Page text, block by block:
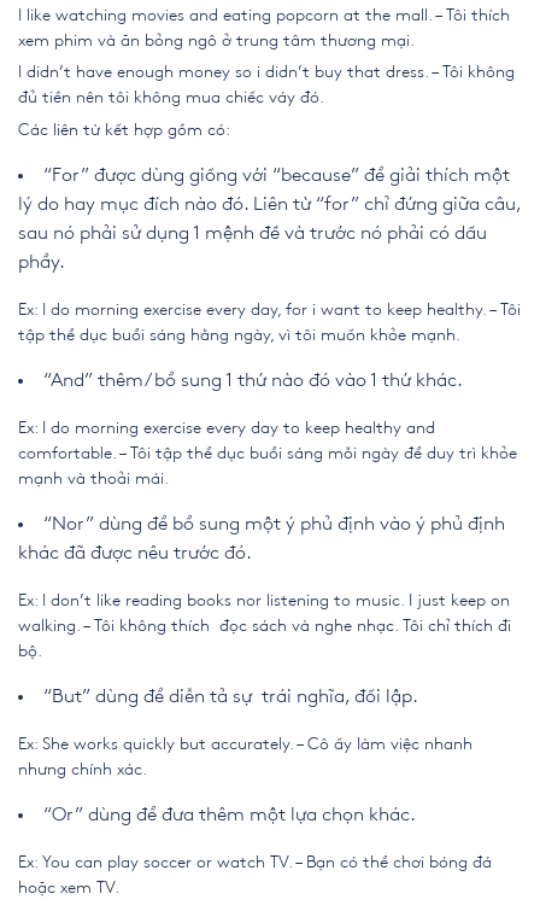
I like watching movies and eating popcorn at the mall. – Tôi thích
xem phim và ăn bỏng ngô ở trung tâm thương mại.
I didn’t have enough money so i didn’t buy that dress. – Tôi không
đủ tiền nên tôi không mua chiếc váy đó.
Các liên từ kết hợp gồm có:
“For” được dùng giống với “because” để giải thích một
lý do hay mục đích nào đó. Liên từ “for” chỉ đứng giữa câu,
sau nó phải sử dụng 1 mệnh đề và trước nó phải có dấu
phẩy.
Ex: I do morning exercise every day, for i want to keep healthy. – Tôi
tập thể dục buổi sáng hằng ngày, vì tôi muốn khỏe mạnh.
“And” thêm/ bổ sung 1 thứ nào đó vào 1 thứ khác.
Ex: I do morning exercise every day to keep healthy and
comfortable. – Tôi tập thể dục buổi sáng mỗi ngày để duy trì khỏe
mạnh và thoải mái.
“Nor” dùng để bổ sung một ý phủ định vào ý phủ định
khác đã được nêu trước đó.
Ex: I don’t like reading books nor listening to music. I just keep on
walking. – Tôi không thích đọc sách và nghe nhạc. Tôi chỉ thích đi
bộ.
“But” dùng để diễn tả sự trái nghĩa, đối lập.
Ex: She works quickly but accurately. – Cô ấy làm việc nhanh
nhưng chính xác.
“Or” dùng để đưa thêm một lựa chọn khác.
Ex: You can play soccer or watch TV. – Bạn có thể chơi bóng đá
hoặc xem TV.